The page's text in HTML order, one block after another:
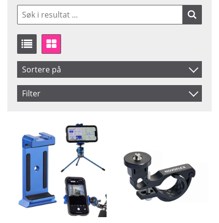
Sortere på
Artikelkod
Filter
Pris